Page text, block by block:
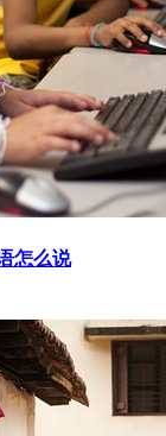
怎么说